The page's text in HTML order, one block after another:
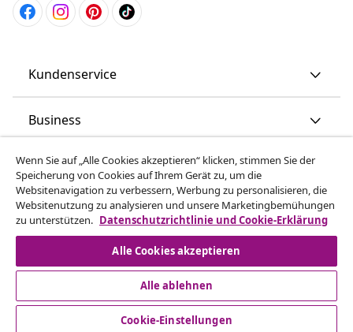
Kundenservice
Business
vidaXL
Mehr entdecken
Wenn Sie auf „Alle Cookies akzeptieren“ klicken, stimmen Sie der
Speicherung von Cookies auf Ihrem Gerät zu, um die
Websitenavigation zu verbessern, Werbung zu personalisieren, die
Websitenutzung zu analysieren und unsere Marketingbemühungen
zu unterstützen. Datenschutzrichtlinie und Cookie-Erklärung
Alle Cookies akzeptieren
Alle ablehnen
Cookie-Einstellungen